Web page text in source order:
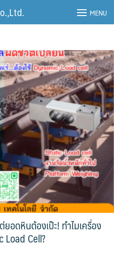
MENU
อดหินต้องเป๊ะ! ทำไมเครื่อง
Load Cell?